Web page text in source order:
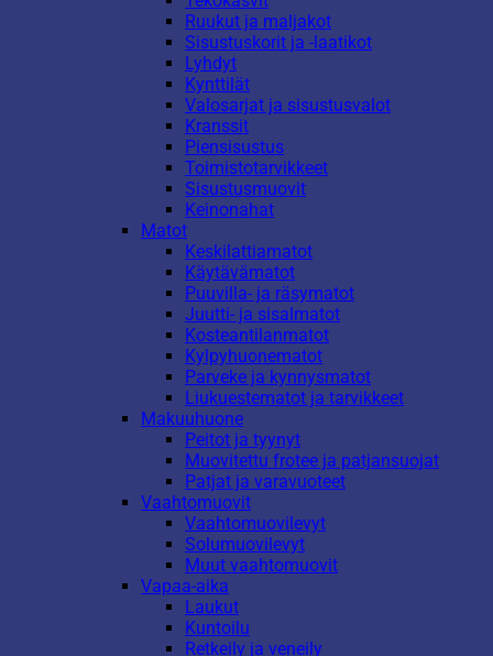
Ruukut ja maljakot
Sisustuskorit ja -laatikot
Lyhdyt
Kynttilät
Valosarjat ja sisustusvalot
Kranssit
Piensisustus
Toimistotarvikkeet
Sisustusmuovit
Keinonahat
Matot
Keskilattiamatot
Käytävämatot
Puuvilla- ja räsymatot
Juutti- ja sisalmatot
Kosteantilanmatot
Kylpyhuonematot
Parveke ja kynnysmatot
Liukuestematot ja tarvikkeet
Makuuhuone
Peitot ja tyynyt
Muovitettu frotee ja patjansuojat
Patjat ja varavuoteet
Vaahtomuovit
Vaahtomuovilevyt
Solumuovilevyt
Muut vaahtomuovit
Vapaa-aika
Laukut
Kuntoilu
Retkeily ja veneily